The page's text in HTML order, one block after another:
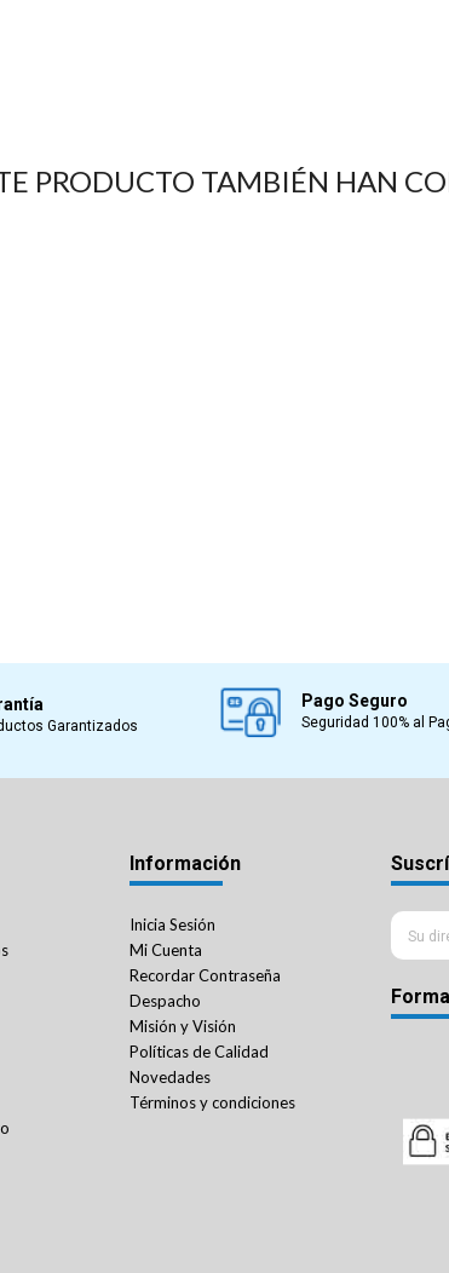
PRODUCTO TAMBIÉN HAN
Garantizados
Pago Seguro
Seguridad 100% al
Información
Inicia Sesión
Mi Cuenta
Recordar Contraseña
Despacho
Misión y Visión
Políticas de Calidad
Novedades
Términos y condiciones